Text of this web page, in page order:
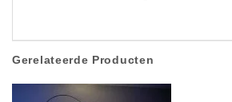
Gerelateerde Producten